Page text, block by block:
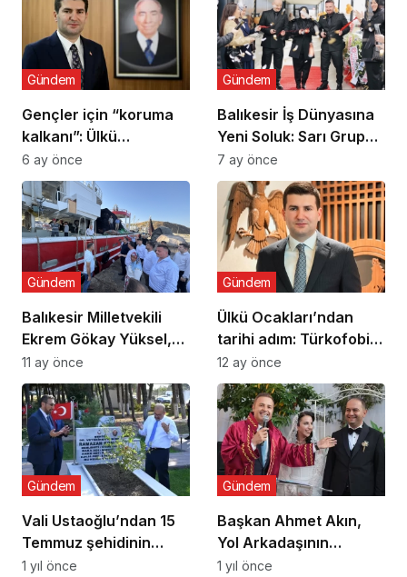
Gençler için “koruma
kalkanı”: Ülkü
Ocaklarından
uyuşturucu ve dijital
bağımlılığa karşı
seferberlik
Gündem
6 ay önce
Balıkesir İş Dünyasına
Yeni Soluk: Sarı Grup
Törenle Açıldı
Gündem
7 ay önce
Balıkesir Milletvekili
Ekrem Gökay Yüksel,
Erdek’te Balık Avı
Sezonunu “Vira
Bismillah” ile Açtı
Gündem
11 ay önce
Ülkü Ocakları’ndan
tarihi adım: Türkofobi
İzleme Merkezi
Gündem
12 ay önce
Vali Ustaoğlu’ndan 15
Temmuz şehidinin
ailesine ziyaret
Gündem
1 yıl önce
Başkan Ahmet Akın,
Yol Arkadaşının
Nikâhını Kıydı
Gündem
1 yıl önce